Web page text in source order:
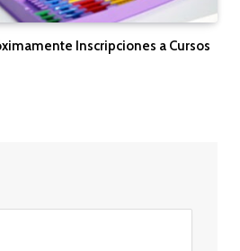
Inscripciones a Cursos